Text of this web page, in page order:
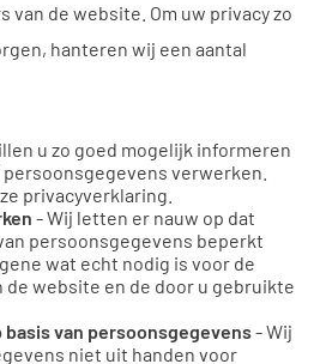
van de website. Om uw privacy zo
hanteren wij een aantal
u zo goed mogelijk informeren
verwerken.
privacyverklaring.
- Wij letten er nauw op dat
persoonsgegevens beperkt
wat echt nodig is voor de
de website en de door u gebruikte
basis van persoonsgegevens- Wij
niet uit handen voor